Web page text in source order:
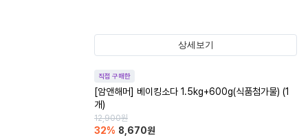
상세보기
직접 구매한
[암앤해머] 베이킹소다 1.5kg+600g(식품첨가물) (1
개)
12,900원
32% 8,670원